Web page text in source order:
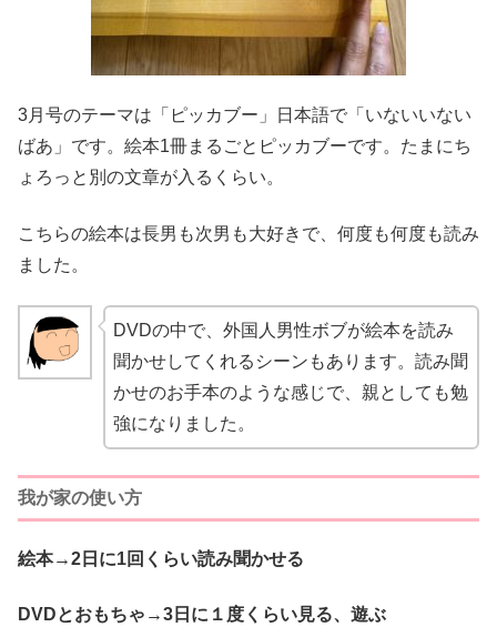
3月号のテーマは「ピッカブー」日本語で「いないいない
ばあ」です。絵本1冊まるごとピッカブーです。たまにち
ょろっと別の文章が入るくらい。
こちらの絵本は長男も次男も大好きで、何度も何度も読み
ました。
DVDの中で、外国人男性ボブが絵本を読み
聞かせしてくれるシーンもあります。読み聞
かせのお手本のような感じで、親としても勉
強になりました。
我が家の使い方
絵本→2日に1回くらい読み聞かせる
DVDとおもちゃ→3日に１度くらい見る、遊ぶ